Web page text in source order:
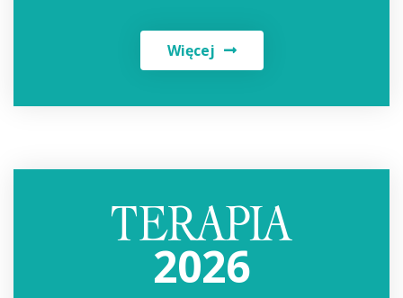
Więcej
2026